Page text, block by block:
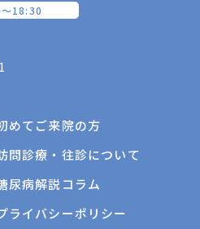
18:30
めてご来院の方
問診療・往診について
尿病解説コラム
ライバシーポリシー